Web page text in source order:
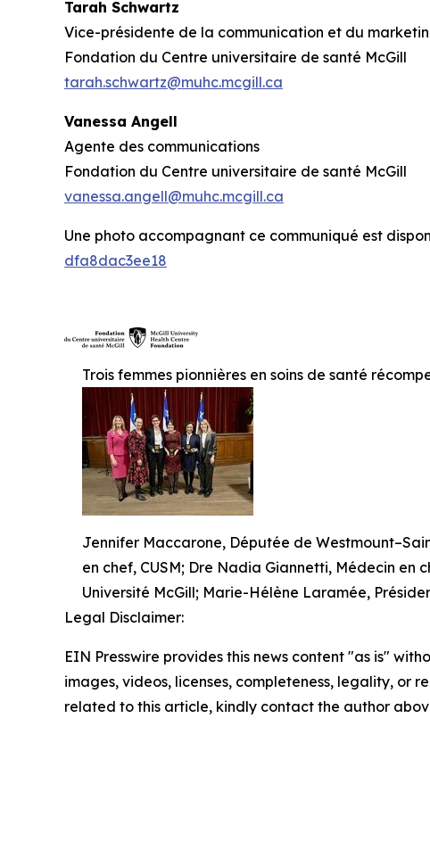
Tarah Schwartz
Vice-présidente de la communication et du
Fondation du Centre universitaire de santé McGill
tarah.schwartz@muhc.mcgill.ca
Vanessa Angell
Agente des communications
Fondation du Centre universitaire de santé McGill
vanessa.angell@muhc.mcgill.ca
Une photo accompagnant ce communiqué est
dfa8dac3ee18
Trois femmes pionnières en soins de santé
Jennifer Maccarone, Députée de
en chef, CUSM; Dre Nadia Giannetti, Médecin en
Université McGill; Marie-Hélène Laramée,
Legal Disclaimer:
EIN Presswire provides this news content "as is"
images, videos, licenses, completeness, legality, or
related to this article, kindly contact the author